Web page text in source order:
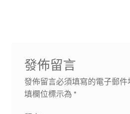
發佈留言
發佈留言必須填寫的電子郵件
填欄位標示為 *